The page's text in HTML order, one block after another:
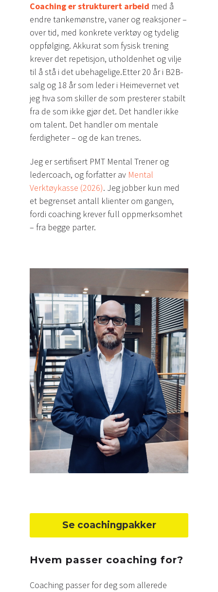
Coaching er strukturert arbeid med å
endre tankemønstre, vaner og reaksjoner –
over tid, med konkrete verktøy og tydelig
oppfølging. Akkurat som fysisk trening
krever det repetisjon, utholdenhet og vilje
til å stå i det ubehagelige.Etter 20 år i B2B-
salg og 18 år som leder i Heimevernet vet
jeg hva som skiller de som presterer stabilt
fra de som ikke gjør det. Det handler ikke
om talent. Det handler om mentale
ferdigheter – og de kan trenes.
Jeg er sertifisert PMT Mental Trener og
ledercoach, og forfatter av Mental
Verktøykasse (2026). Jeg jobber kun med
et begrenset antall klienter om gangen,
fordi coaching krever full oppmerksomhet
– fra begge parter.
Se coachingpakker
Hvem passer coaching for?
Coaching passer for deg som allerede